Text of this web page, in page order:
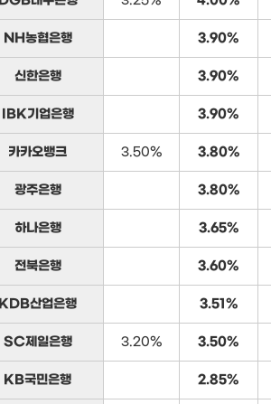
NH농협은행 3.90%
신한은행 3.90%
IBK기업은행 3.90%
카카오뱅크 3.50% 3.80%
광주은행 3.80%
하나은행 3.65%
전북은행 3.60%
KDB산업은행 3.51%
SC제일은행 3.20% 3.50%
KB국민은행 2.85%